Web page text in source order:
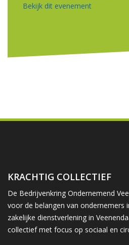
Bekijk dit evenement
KRACHTIG COLLECTIEF
De Bedrijvenkring Ondernemend
voor de belangen van ondernemers
zakelijke dienstverlening in
collectief met focus op sociaal en